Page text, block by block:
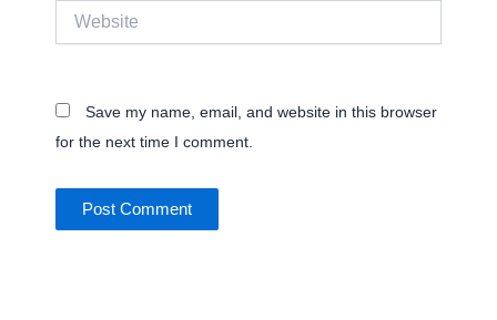
Website
Save my name, email, and website in this browser
for the next time I comment.